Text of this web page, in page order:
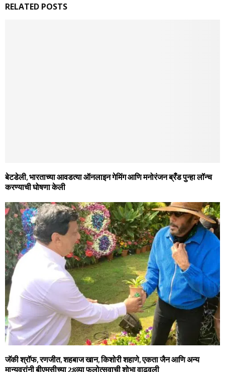
RELATED POSTS
बेटडेली, भारताच्या आवडत्या ऑनलाइन गेमिंग आणि मनोरंजन ब्रँड पुन्हा लॉन्च
करण्याची घोषणा केली
जॅकी श्रॉफ, रणजीत, शहबाज खान, किशोरी शहाणे, एकता जैन आणि अन्य
मान्यवरांनी बीएमसीच्या 28व्या फुलोत्सवाची शोभा वाढवली